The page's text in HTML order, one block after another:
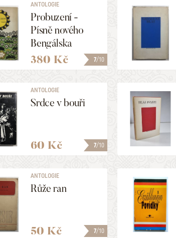
7/10
ANTOLOGIE
Probuzení -
Písně nového
Bengálska
380 Kč
7/10
ANTOLOGIE
Srdce v bouři
60 Kč
7/10
ANTOLOGIE
Růže ran
50 Kč